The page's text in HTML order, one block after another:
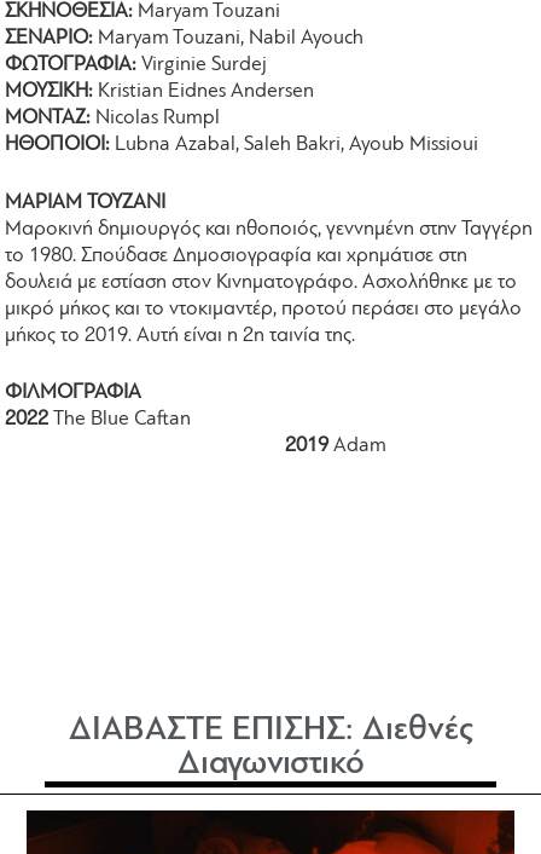
ΣΚΗΝΟΘΕΣΙΑ: Maryam Touzani
ΣΕΝΑΡΙΟ: Maryam Touzani, Nabil Ayouch
ΦΩΤΟΓΡΑΦΙΑ:Virginie Surdej
ΜΟΥΣΙΚΗ: Kristian Eidnes Andersen
ΜΟΝΤΑΖ: Nicolas Rumpl
ΗΘΟΠΟΙΟΙ: Lubna Azabal, Saleh Bakri, Ayoub Missioui
ΜΑΡΙΑΜ ΤΟΥΖΑΝΙ
Μαροκινή δημιουργός και ηθοποιός, γεννημένη στην Ταγγέρη
το 1980. Σπούδασε Δημοσιογραφία και χρημάτισε στη
δουλειά με εστίαση στον Κινηματογράφο. Ασχολήθηκε με το
μικρό μήκος και το ντοκιμαντέρ, προτού περάσει στο μεγάλο
μήκος το 2019. Αυτή είναι η 2η ταινία της.
ΦΙΛΜΟΓΡΑΦΙΑ
2022
The Blue Caftan
2019Adam
ΔΙΑΒΑΣΤΕ ΕΠΙΣΗΣ: Διεθνές
Διαγωνιστικό